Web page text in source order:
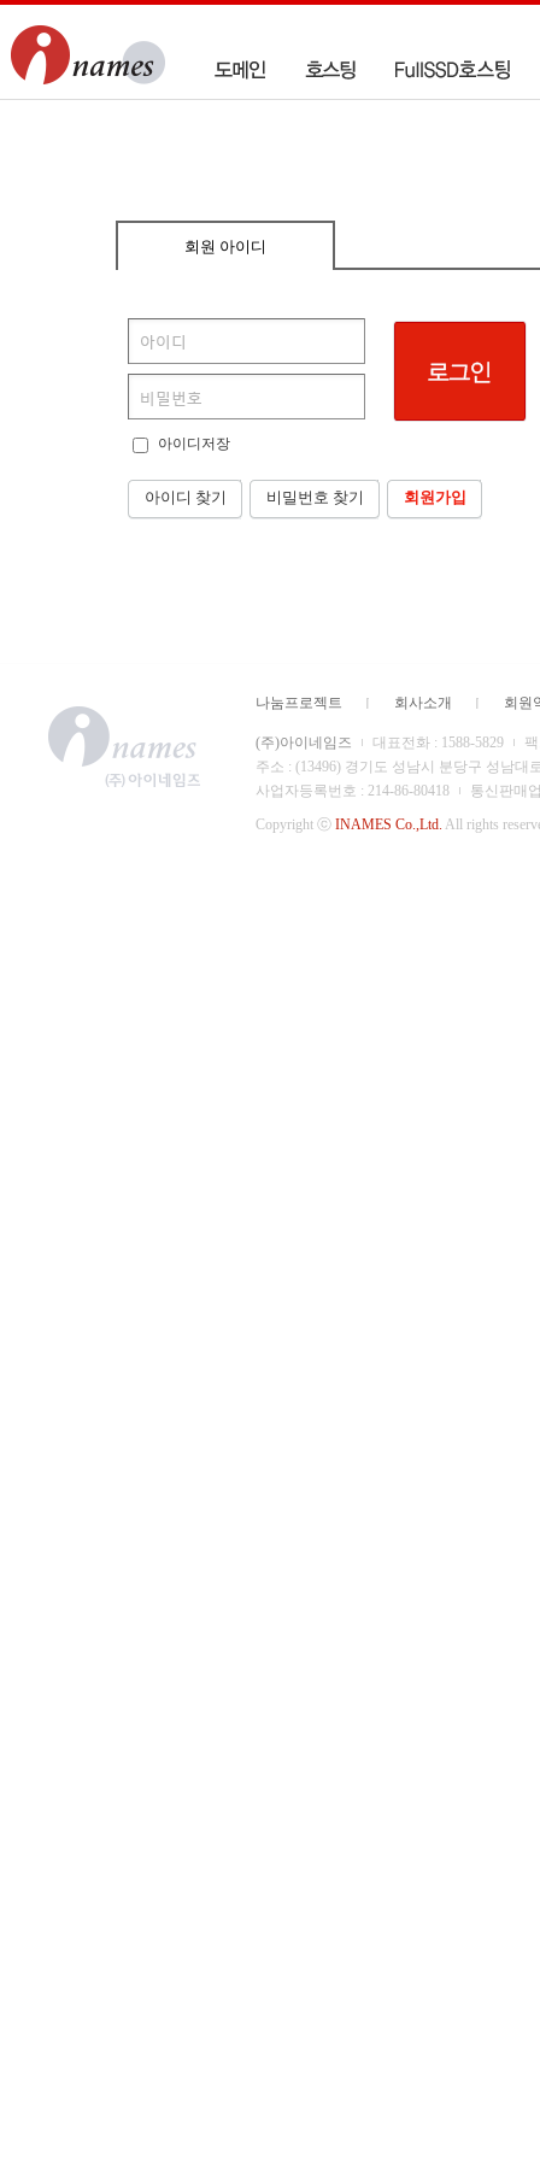
회원 아이디
아이디저장
아이디 찾기 비밀번호 찾기 회원가입
나눔프로젝트 회사소개 회원
(주)아이네임즈 대표전화 : 1588-5829
주소 : (13496) 경기도 성남시 분당구 성남대
사업자등록번호 : 214-86-80418
통신판매
Copyright ⓒ INAMES Co.,Ltd. All rights